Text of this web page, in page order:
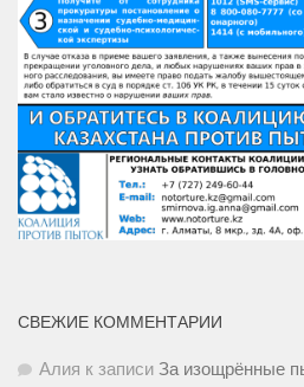
СВЕЖИЕ КОММЕНТАРИИ
Алия к записи За изощрённые